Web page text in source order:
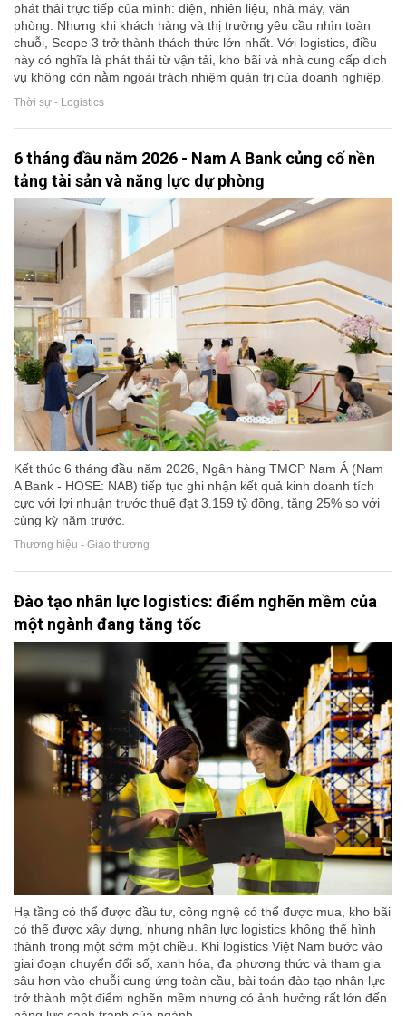
phát thải trực tiếp của mình: điện, nhiên liệu, nhà máy, văn
phòng. Nhưng khi khách hàng và thị trường yêu cầu nhìn toàn
chuỗi, Scope 3 trở thành thách thức lớn nhất. Với logistics, điều
này có nghĩa là phát thải từ vận tải, kho bãi và nhà cung cấp dịch
vụ không còn nằm ngoài trách nhiệm quản trị của doanh nghiệp.
Thời sự - Logistics
6 tháng đầu năm 2026 - Nam A Bank củng cố nền
tảng tài sản và năng lực dự phòng
Kết thúc 6 tháng đầu năm 2026, Ngân hàng TMCP Nam Á (Nam
A Bank - HOSE: NAB) tiếp tục ghi nhận kết quả kinh doanh tích
cực với lợi nhuận trước thuế đạt 3.159 tỷ đồng, tăng 25% so với
cùng kỳ năm trước.
Thương hiệu - Giao thương
Đào tạo nhân lực logistics: điểm nghẽn mềm của
một ngành đang tăng tốc
Hạ tầng có thể được đầu tư, công nghệ có thể được mua, kho bãi
có thể được xây dựng, nhưng nhân lực logistics không thể hình
thành trong một sớm một chiều. Khi logistics Việt Nam bước vào
giai đoạn chuyển đổi số, xanh hóa, đa phương thức và tham gia
sâu hơn vào chuỗi cung ứng toàn cầu, bài toán đào tạo nhân lực
trở thành một điểm nghẽn mềm nhưng có ảnh hưởng rất lớn đến